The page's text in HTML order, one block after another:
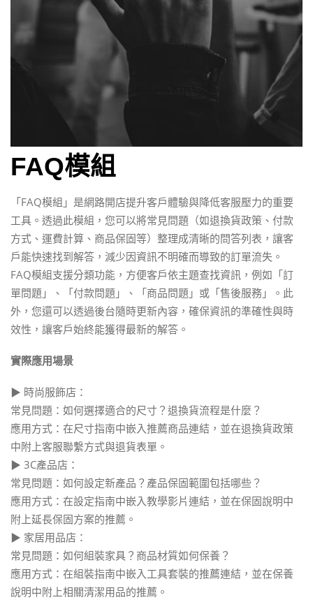
FAQ模組
「FAQ模組」是網路開店提升客戶體驗與降低客服壓力的重要
工具。透過此模組，您可以將常見問題（如退換貨政策、付款
方式、運費計算、商品保固等）整理成清晰的問答列表，讓客
戶能快速找到解答，減少因資訊不明確而導致的訂單流失。
FAQ模組支援分類功能，方便客戶依主題查找資訊，例如「訂
單問題」、「付款問題」、「商品問題」或「售後服務」。此
外，您還可以透過後台隨時更新內容，確保資訊的準確性與時
效性，讓客戶始終能獲得最新的解答。
實際應用場景
▶ 時尚服飾店：
常見問題：如何選擇適合的尺寸？退換貨流程是什麼？
應用方式：在尺寸指南中嵌入推薦商品連結，並在退換貨政策
中附上客服聯繫方式與退貨表單。
▶ 3C產品店：
常見問題：如何設定新產品？產品保固範圍包括哪些？
應用方式：在設定指南中嵌入教學影片連結，並在保固說明中
附上延長保固方案的推薦。
▶ 家居用品店：
常見問題：如何組裝家具？商品材質如何保養？
應用方式：在組裝指南中嵌入工具套裝的推薦連結，並在保養
說明中附上相關清潔用品的推薦。